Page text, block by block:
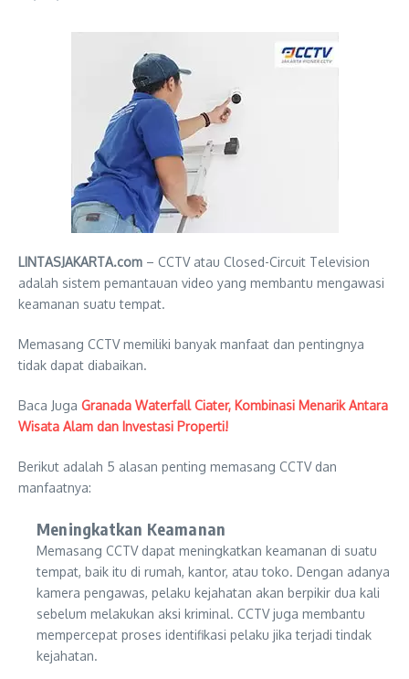
LINTASJAKARTA.com – CCTV atau Closed-Circuit Television
adalah sistem pemantauan video yang membantu mengawasi
keamanan suatu tempat.
Memasang CCTV memiliki banyak manfaat dan pentingnya
tidak dapat diabaikan.
Baca Juga Granada Waterfall Ciater, Kombinasi Menarik Antara
Wisata Alam dan Investasi Properti!
Berikut adalah 5 alasan penting memasang CCTV dan
manfaatnya:
Meningkatkan Keamanan
Memasang CCTV dapat meningkatkan keamanan di suatu
tempat, baik itu di rumah, kantor, atau toko. Dengan adanya
kamera pengawas, pelaku kejahatan akan berpikir dua kali
sebelum melakukan aksi kriminal. CCTV juga membantu
mempercepat proses identifikasi pelaku jika terjadi tindak
kejahatan.